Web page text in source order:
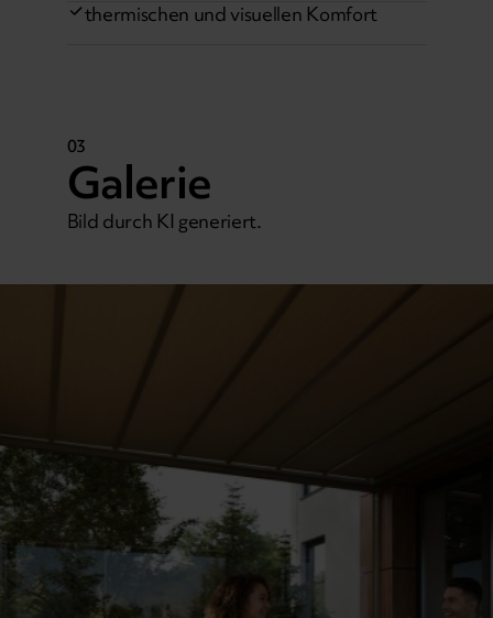
thermischen und visuellen Komfort
03
Galerie
Bild durch KI generiert.